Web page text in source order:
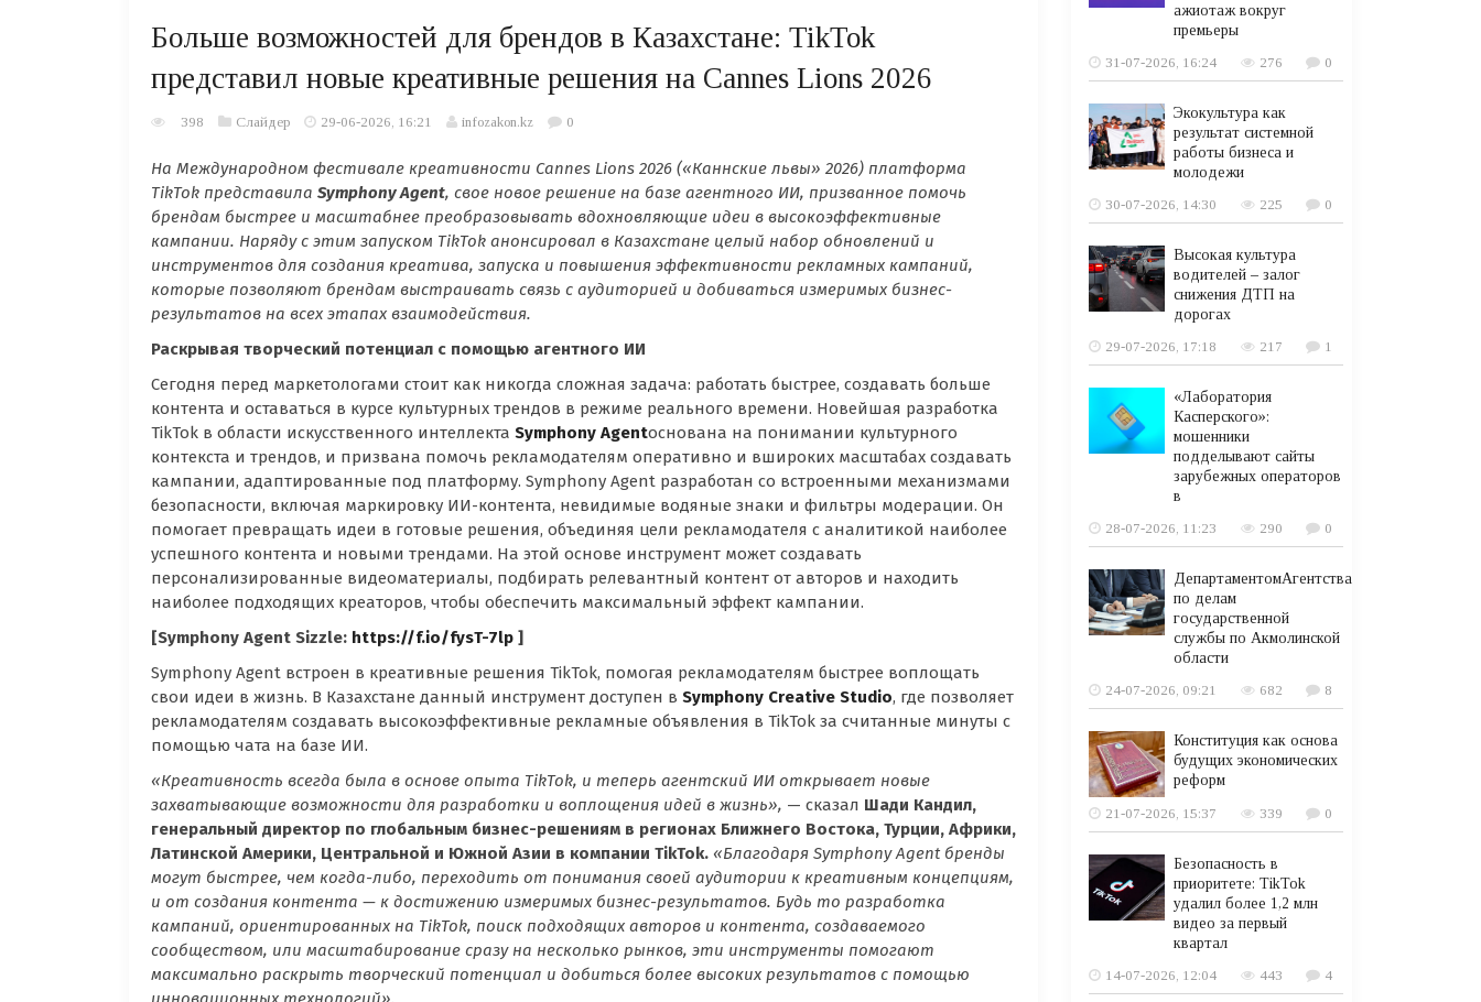
Больше возможностей для брендов в Казахстане: TikTok
представил новые креативные решения на Cannes Lions 2026
398 Слайдер 29-06-2026, 16:21 infozakon.kz 0
На Международном фестивале креативности Cannes Lions 2026 («Каннские львы» 2026) платформа
TikTok представила Symphony Agent, свое новое решение на базе агентного ИИ, призванное помочь
брендам быстрее и масштабнее преобразовывать вдохновляющие идеи в высокоэффективные
кампании. Наряду с этим запуском TikTok анонсировал в Казахстане целый набор обновлений и
инструментов для создания креатива, запуска и повышения эффективности рекламных кампаний,
которые позволяют брендам выстраивать связь с аудиторией и добиваться измеримых бизнес-
результатов на всех этапах взаимодействия.
Раскрывая творческий потенциал с помощью агентного ИИ
Сегодня перед маркетологами стоит как никогда сложная задача: работать быстрее, создавать больше
контента и оставаться в курсе культурных трендов в режиме реального времени. Новейшая разработка
TikTok в области искусственного интеллекта Symphony Agentоснована на понимании культурного
контекста и трендов, и призвана помочь рекламодателям оперативно и вшироких масштабах создавать
кампании, адаптированные под платформу. Symphony Agent разработан со встроенными механизмами
безопасности, включая маркировку ИИ-контента, невидимые водяные знаки и фильтры модерации. Он
помогает превращать идеи в готовые решения, объединяя цели рекламодателя с аналитикой наиболее
успешного контента и новыми трендами. На этой основе инструмент может создавать
персонализированные видеоматериалы, подбирать релевантный контент от авторов и находить
наиболее подходящих креаторов, чтобы обеспечить максимальный эффект кампании.
[Symphony Agent Sizzle: https://f.io/fysT-7lp ]
Symphony Agent встроен в креативные решения TikTok, помогая рекламодателям быстрее воплощать
свои идеи в жизнь. В Казахстане данный инструмент доступен в Symphony Creative Studio, где позволяет
рекламодателям создавать высокоэффективные рекламные объявления в TikTok за считанные минуты с
помощью чата на базе ИИ.
«Креативность всегда была в основе опыта TikTok, и теперь агентский ИИ открывает новые
захватывающие возможности для разработки и воплощения идей в жизнь», — сказал Шади Кандил,
генеральный директор по глобальным бизнес-решениям в регионах Ближнего Востока, Турции, Африки,
Латинской Америки, Центральной и Южной Азии в компании TikTok. «Благодаря Symphony Agent бренды
могут быстрее, чем когда-либо, переходить от понимания своей аудитории к креативным концепциям,
и от создания контента — к достижению измеримых бизнес-результатов. Будь то разработка
кампаний, ориентированных на TikTok, поиск подходящих авторов и контента, создаваемого
сообществом, или масштабирование сразу на несколько рынков, эти инструменты помогают
максимально раскрыть творческий потенциал и добиться более высоких результатов с помощью
ажиотаж вокруг
премьеры
31-07-2026, 16:24
276 0
Экокультура как
результат системной
работы бизнеса и
молодежи
30-07-2026, 14:30
225 0
Высокая культура
водителей – залог
снижения ДТП на
дорогах
29-07-2026, 17:18
217 1
«Лаборатория
Касперского»:
мошенники
подделывают сайты
зарубежных операторов
в
28-07-2026, 11:23
290 0
ДепартаментомАгентства
по делам
государственной
службы по Акмолинской
области
24-07-2026, 09:21
682 8
Конституция как основа
будущих экономических
реформ
21-07-2026, 15:37
339 0
Безопасность в
приоритете: TikTok
удалил более 1,2 млн
видео за первый
квартал
14-07-2026, 12:04
443 4